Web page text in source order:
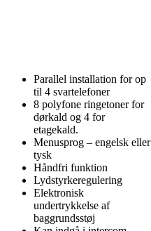
Parallel installation for op
til 4 svartelefoner
8 polyfone ringetoner for
dørkald og 4 for
etagekald.
Menusprog – engelsk eller
tysk
Håndfri funktion
Lydstyrkeregulering
Elektronisk
undertrykkelse af
baggrundsstøj